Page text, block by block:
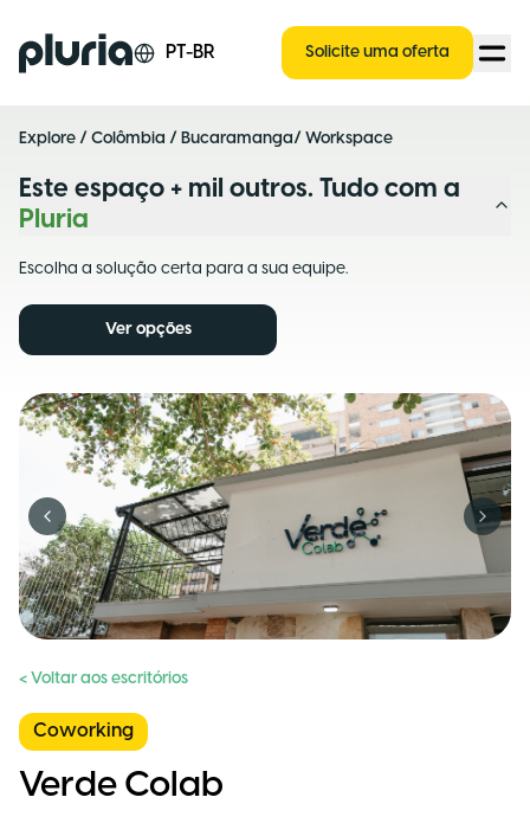
Logo Pluria PT-BR Solicite uma oferta
Explore / Colômbia / Bucaramanga/ Workspace
Este espaço + mil outros. Tudo com a
Pluria
Escolha a solução certa para a sua equipe.
Ver opções
Previous slide Next
< Voltar aos escritórios
Coworking
Verde Colab